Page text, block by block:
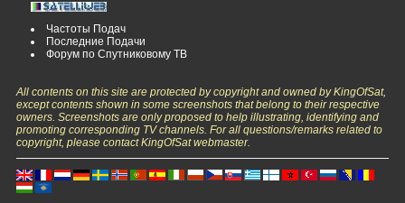
Частоты Подач
Последние Подачи
Форум по Спутниковому ТВ
All contents on this site are protected by copyright and owned by KingOfSat,
except contents shown in some screenshots that belong to their respective
owners. Screenshots are only proposed to help illustrating, identifying and
promoting corresponding TV channels. For all questions/remarks related to
copyright, please contact KingOfSat webmaster.